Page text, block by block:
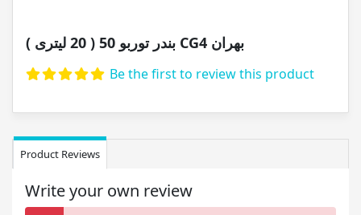
بندر توربو 50 ( 20 لیتری ) CG4 بهران
Be the first to review this product
Product Reviews
Write your own review